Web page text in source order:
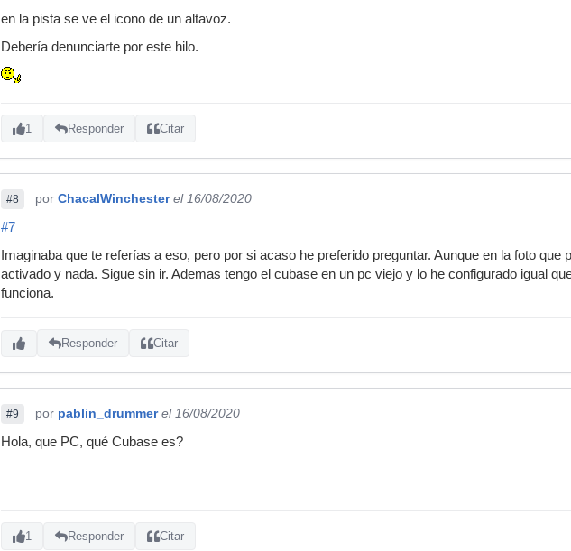
en la pista se ve el icono de un altavoz.
Debería denunciarte por este hilo.
1 Responder Citar
#8 por ChacalWinchester el 16/08/2020
#7
Imaginaba que te referías a eso, pero por si acaso he preferido preguntar. Aunque en la foto que
activado y nada. Sigue sin ir. Ademas tengo el cubase en un pc viejo y lo he configurado igual
funciona.
Responder Citar
#9 por pablin_drummer el 16/08/2020
Hola, que PC, qué Cubase es?
1 Responder Citar